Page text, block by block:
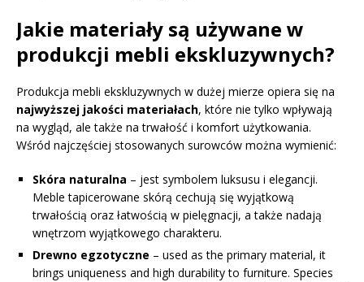
Jakie materiały są używane w
produkcji mebli ekskluzywnych?
Produkcja mebli ekskluzywnych w dużej mierze opiera się na
najwyższej jakości materiałach, które nie tylko wpływają
na wygląd, ale także na trwałość i komfort użytkowania.
Wśród najczęściej stosowanych surowców można wymienić:
Skóra naturalna – jest symbolem luksusu i elegancji.
Meble tapicerowane skórą cechują się wyjątkową
trwałością oraz łatwością w pielęgnacji, a także nadają
wnętrzom wyjątkowego charakteru.
Drewno egzotyczne – used as the primary material, it
brings uniqueness and high durability to furniture. Species